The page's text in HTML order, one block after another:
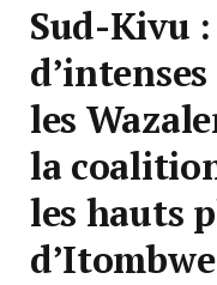
Sud-Kivu
les
la
les hauts
d’Itombwe